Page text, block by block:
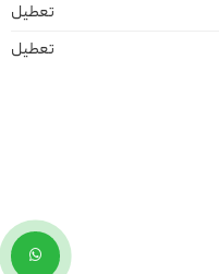
تعطیل
تعطیل